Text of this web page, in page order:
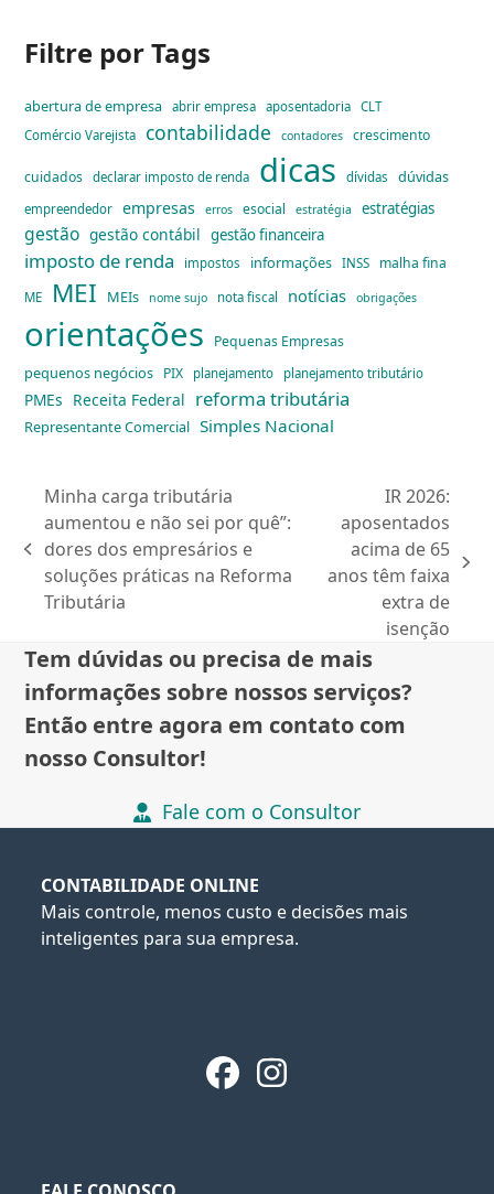
Filtre por Tags
abertura de empresa abrir empresa aposentadoria
CLT
Comércio Varejista
contabilidade contadores crescimento
cuidados declarar imposto de renda dicas dívidas dúvidas
empreendedor empresas erros esocial estratégia estratégias
gestão gestão contábil gestão financeira
imposto de renda impostos informações INSS malha fina
ME MEI MEIs nome sujo nota fiscal notícias obrigações
orientações Pequenas Empresas
pequenos negócios PIX planejamento planejamento tributário
PMEs Receita Federal reforma tributária
Representante Comercial Simples Nacional
previous
post:
Minha carga tributária
aumentou e não sei por quê”:
dores dos empresários e
soluções práticas na Reforma
Tributária
next
IR 2026:
aposentados
acima de 65
anos têm faixa
extra de
isenção
Tem dúvidas ou precisa de mais
informações sobre nossos serviços?
Então entre agora em contato com
nosso Consultor!
Fale com o Consultor
CONTABILIDADE ONLINE
Mais controle, menos custo e decisões mais
inteligentes para sua empresa.
Facebook
Instagram